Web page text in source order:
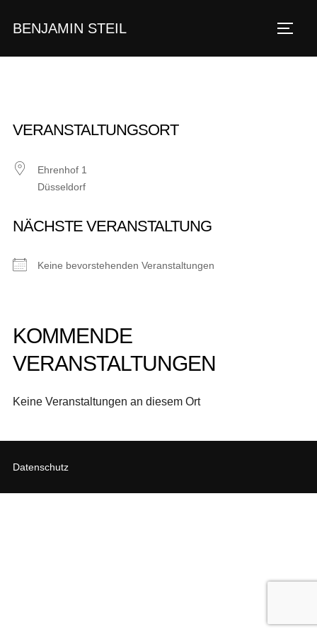
InhaltBENJAMIN STEIL
VERANSTALTUNGSORT
Ehrenhof 1
Düsseldorf
NÄCHSTE VERANSTALTUNG
Keine bevorstehenden Veranstaltungen
KOMMENDE
VERANSTALTUNGEN
Keine Veranstaltungen an diesem Ort
Datenschutz